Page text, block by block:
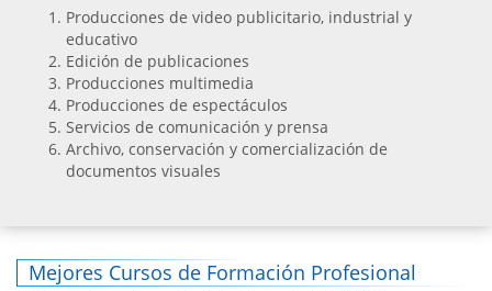
Producciones de video publicitario, industrial y
educativo
Edición de publicaciones
Producciones multimedia
Producciones de espectáculos
Servicios de comunicación y prensa
Archivo, conservación y comercialización de
documentos visuales
Mejores Cursos de Formación Profesional